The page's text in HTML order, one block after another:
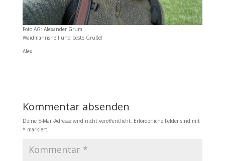
Foto AG: Alexander Grum
Waidmannsheil und beste Grüße!
Alex
Kommentar absenden
Deine E-Mail-Adresse wird nicht veröffentlicht. Erforderliche Felder sind mit
* markiert